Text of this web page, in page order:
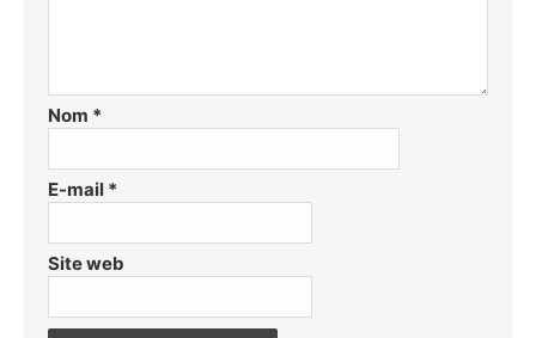
Nom *
E-mail *
Site web